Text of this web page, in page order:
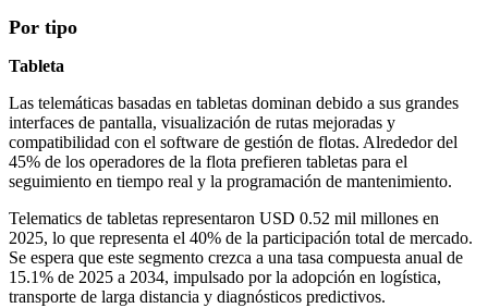
Por tipo
Tableta
Las telemáticas basadas en tabletas dominan debido a sus grandes
interfaces de pantalla, visualización de rutas mejoradas y
compatibilidad con el software de gestión de flotas. Alrededor del
45% de los operadores de la flota prefieren tabletas para el
seguimiento en tiempo real y la programación de mantenimiento.
Telematics de tabletas representaron USD 0.52 mil millones en
2025, lo que representa el 40% de la participación total de mercado.
Se espera que este segmento crezca a una tasa compuesta anual de
15.1% de 2025 a 2034, impulsado por la adopción en logística,
transporte de larga distancia y diagnósticos predictivos.